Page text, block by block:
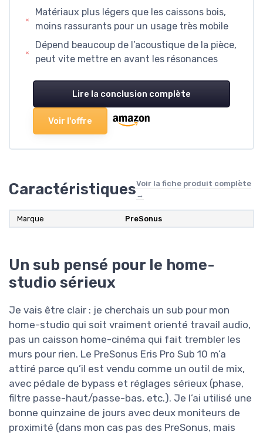
Matériaux plus légers que les caissons bois,
moins rassurants pour un usage très mobile
Dépend beaucoup de l’acoustique de la pièce,
peut vite mettre en avant les résonances
Lire la conclusion complète
Voir l'offre
CaractéristiquesVoir la fiche produit complète
→
Marque PreSonus
Un sub pensé pour le home-
studio sérieux
Je vais être clair : je cherchais un sub pour mon
home-studio qui soit vraiment orienté travail audio,
pas un caisson home-cinéma qui fait trembler les
murs pour rien. Le PreSonus Eris Pro Sub 10 m’a
attiré parce qu’il est vendu comme un outil de mix,
avec pédale de bypass et réglages sérieux (phase,
filtre passe-haut/passe-bas, etc.). Je l’ai utilisé une
bonne quinzaine de jours avec deux moniteurs de
proximité (dans mon cas pas des PreSonus, mais